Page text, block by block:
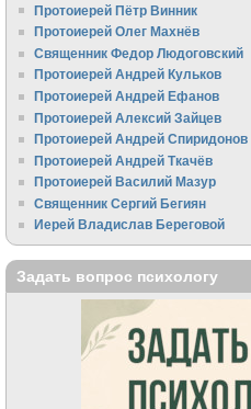
Протоиерей Пётр Винник
Протоиерей Олег Махнёв
Священник Федор Людоговский
Протоиерей Андрей Кульков
Протоиерей Андрей Ефанов
Протоиерей Алексий Зайцев
Протоиерей Андрей Спиридонов
Протоиерей Андрей Ткачёв
Протоиерей Василий Мазур
Священник Сергий Бегиян
Иерей Владислав Береговой
Задать вопрос психологу